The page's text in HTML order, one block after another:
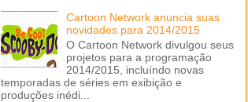
Cartoon Network anuncia suas
novidades para 2014/2015
O Cartoon Network divulgou seus
projetos para a programação
2014/2015, incluíndo novas
temporadas de séries em exibição e
produções inédi...